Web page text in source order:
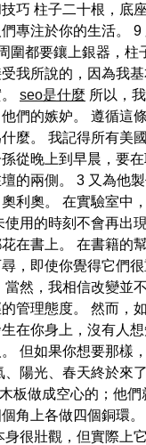
巧 柱子二十根，底
專注於你的生活。
圍都要鑲上銀器，
我所說的，因為我
seo是什麼 所以，
們的嫉妒。 遵循這
麼。 我記得所有美
從晚上到早晨，要
的兩側。 3 又為他
利奧。 在實驗室中
用的時刻不會再出
在書上。 在書籍的
，即使你覺得它們
當然，我相信改變並
管理態度。 然而，
在你身上，沒有人
但如果你想要那樣
、陽光、春天終於來
板做成空心的；他
角上各做四個銅環
身很壯觀，但實際上